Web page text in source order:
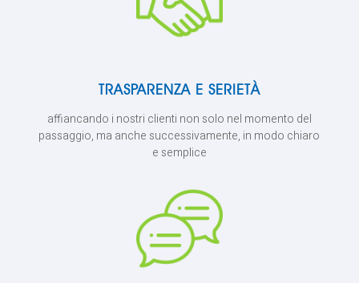
TRASPARENZA E SERIETÀ
affiancando i nostri clienti non solo nel momento del
passaggio, ma anche successivamente, in modo chiaro
e semplice